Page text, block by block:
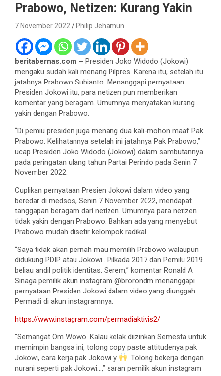
Prabowo, Netizen: Kurang Yakin
7 November 2022 Philip Jehamun
beritabernas.com – Presiden Joko Widodo (Jokowi)
mengaku sudah kali menang Pilpres. Karena itu, setelah itu
jatahnya Prabowo Subianto. Menanggapi pernyataan
Presiden Jokowi itu, para netizen pun memberikan
komentar yang beragam. Umumnya menyatakan kurang
yakin dengan Prabowo.
“Di pemiu presiden juga menang dua kali-mohon maaf Pak
Prabowo. Kelihatannya setelah ini jatahnya Pak Prabowo,”
ucap Presiden Joko Widodo (Jokowi) dalam sambutannya
pada peringatan ulang tahun Partai Perindo pada Senin 7
November 2022.
Cuplikan pernyataan Presien Jokowi dalam video yang
beredar di medsos, Senin 7 November 2022, mendapat
tanggapan beragam dari netizen. Umumnya para netizen
tidak yakin dengan Prabowo. Bahkan ada yang menyebut
Prabowo mudah disetir kelompok radikal.
“Saya tidak akan pernah mau memilih Prabowo walaupun
didukung PDIP atau Jokowi.. Pilkada 2017 dan Pemilu 2019
beliau andil politik identitas. Serem,” komentar Ronald A
Sinaga pemilik akun instagram @brorondm menanggapi
pernyataan Presiden Jokowi dalam video yang diunggah
Permadi di akun instagramnya.
https://www.instagram.com/permadiaktivis2/
“Semangat Om Wowo. Kalau kelak diizinkan Semesta untuk
memimpin bangsa ini, tolong copy paste attitudenya pak
Jokowi, cara kerja pak Jokowi y
. Tolong bekerja dengan
nurani seperti pak Jokowi…,” saran pemilik akun instagram